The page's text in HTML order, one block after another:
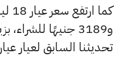
تحديثنا السابق لعيار عيار 18.